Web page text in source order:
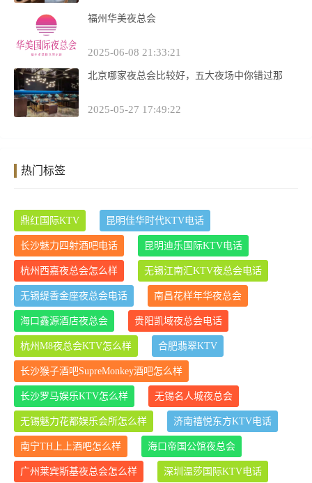
福州华美夜总会
2025-06-08 21:33:21
北京哪家夜总会比较好，五大夜场中你错过那
2025-05-27 17:49:22
热门标签
鼎红国际KTV 昆明佳华时代KTV电话
长沙魅力四射酒吧电话 昆明迪乐国际KTV电话
杭州西嘉夜总会怎么样 无锡江南汇KTV夜总会电话
无锡缇香金座夜总会电话 南昌花样年华夜总会
海口鑫源酒店夜总会 贵阳凯域夜总会电话
杭州M8夜总会KTV怎么样 合肥翡翠KTV
长沙猴子酒吧SupreMonkey酒吧怎么样
长沙罗马娱乐KTV怎么样 无锡名人城夜总会
无锡魅力花都娱乐会所怎么样 济南禧悦东方KTV电话
南宁TH上上酒吧怎么样 海口帝国公馆夜总会
广州莱宾斯基夜总会怎么样 深圳温莎国际KTV电话